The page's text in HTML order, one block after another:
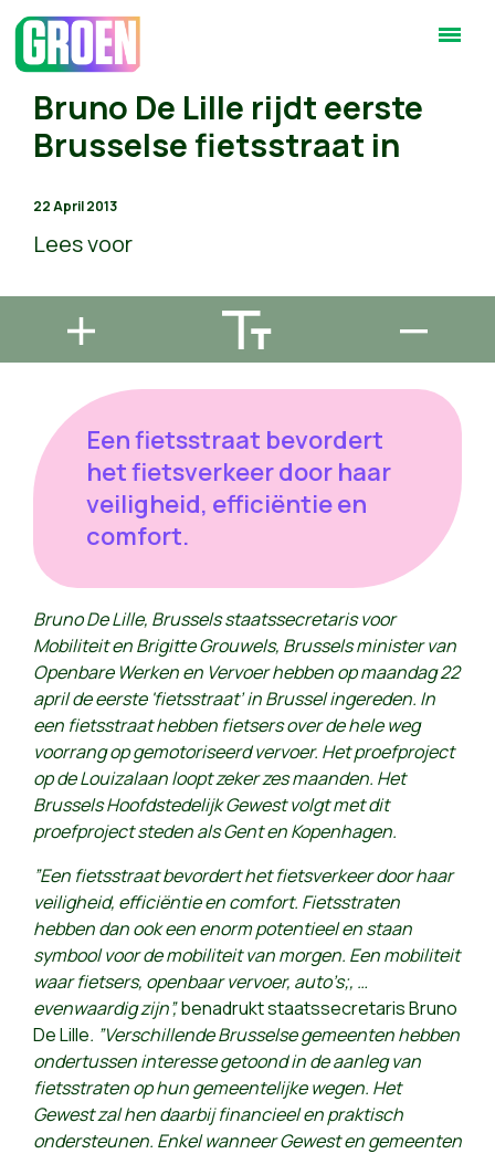
Bruno De Lille rijdt eerste
Brusselse fietsstraat in
22 April 2013
Lees voor
Een fietsstraat bevordert
het fietsverkeer door haar
veiligheid, efficiëntie en
comfort.
Bruno De Lille, Brussels staatssecretaris voor
Mobiliteit en Brigitte Grouwels, Brussels minister van
Openbare Werken en Vervoer hebben op maandag 22
april de eerste 'fietsstraat’ in Brussel ingereden. In
een fietsstraat hebben fietsers over de hele weg
voorrang op gemotoriseerd vervoer. Het proefproject
op de Louizalaan loopt zeker zes maanden. Het
Brussels Hoofdstedelijk Gewest volgt met dit
proefproject steden als Gent en Kopenhagen.
”Een fietsstraat bevordert het fietsverkeer door haar
veiligheid, efficiëntie en comfort. Fietsstraten
hebben dan ook een enorm potentieel en staan
symbool voor de mobiliteit van morgen. Een mobiliteit
waar fietsers, openbaar vervoer, auto’s;, …
evenwaardig zijn”,benadrukt staatssecretaris Bruno
De Lille. ”Verschillende Brusselse gemeenten hebben
ondertussen interesse getoond in de aanleg van
fietsstraten op hun gemeentelijke wegen. Het
Gewest zal hen daarbij financieel en praktisch
ondersteunen. Enkel wanneer Gewest en gemeenten